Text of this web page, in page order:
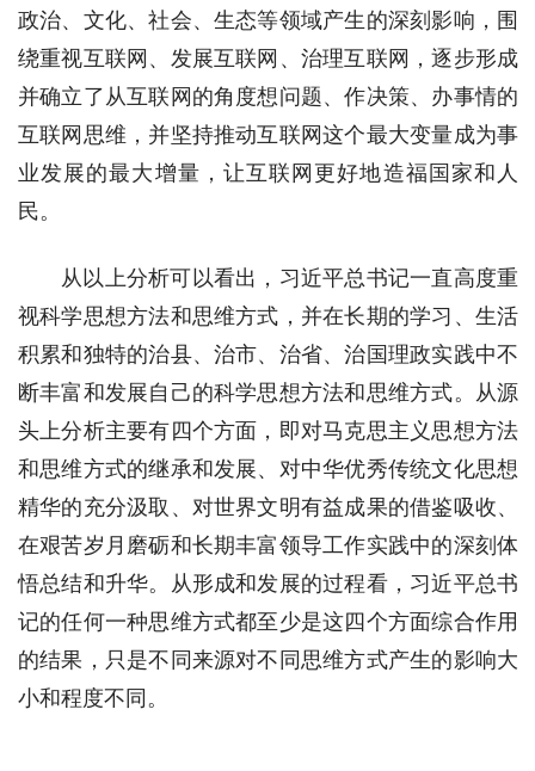
政治、文化、社会、生态等领域产生的深刻影响，围
绕重视互联网、发展互联网、治理互联网，逐步形成
并确立了从互联网的角度想问题、作决策、办事情的
互联网思维，并坚持推动互联网这个最大变量成为事
业发展的最大增量，让互联网更好地造福国家和人
民。
从以上分析可以看出，习近平总书记一直高度重
视科学思想方法和思维方式，并在长期的学习、生活
积累和独特的治县、治市、治省、治国理政实践中不
断丰富和发展自己的科学思想方法和思维方式。从源
头上分析主要有四个方面，即对马克思主义思想方法
和思维方式的继承和发展、对中华优秀传统文化思想
精华的充分汲取、对世界文明有益成果的借鉴吸收、
在艰苦岁月磨砺和长期丰富领导工作实践中的深刻体
悟总结和升华。从形成和发展的过程看，习近平总书
记的任何一种思维方式都至少是这四个方面综合作用
的结果，只是不同来源对不同思维方式产生的影响大
小和程度不同。